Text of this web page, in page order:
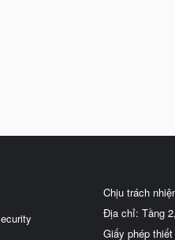
Chịu trách
Địa chỉ: Tầng
Giấy phép